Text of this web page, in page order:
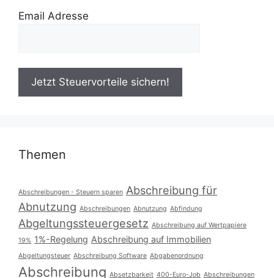
Email Adresse
Themen
Abschreibungen - Steuern sparen Abschreibung für
Abnutzung Abschreibungen Abnutzung Abfindung
Abgeltungssteuergesetz Abschreibung auf Wertpapiere
19% 1%-Regelung Abschreibung auf Immobilien
Abgeltungsteuer Abschreibung Software Abgabenordnung
Abschreibung Absetzbarkeit 400-Euro-Job Abschreibungen